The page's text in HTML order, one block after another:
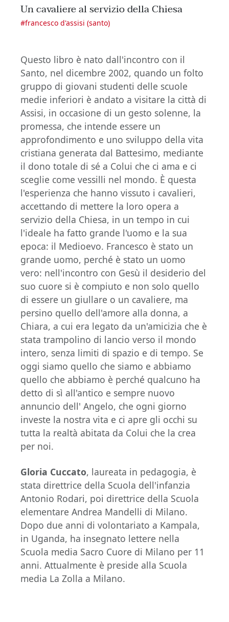
Un cavaliere al servizio della Chiesa
#francesco d'assisi (santo)
Questo libro è nato dall'incontro con il
Santo, nel dicembre 2002, quando un folto
gruppo di giovani studenti delle scuole
medie inferiori è andato a visitare la città di
Assisi, in occasione di un gesto solenne, la
promessa, che intende essere un
approfondimento e uno sviluppo della vita
cristiana generata dal Battesimo, mediante
il dono totale di sé a Colui che ci ama e ci
sceglie come vessilli nel mondo. È questa
l'esperienza che hanno vissuto i cavalieri,
accettando di mettere la loro opera a
servizio della Chiesa, in un tempo in cui
l'ideale ha fatto grande l'uomo e la sua
epoca: il Medioevo. Francesco è stato un
grande uomo, perché è stato un uomo
vero: nell'incontro con Gesù il desiderio del
suo cuore si è compiuto e non solo quello
di essere un giullare o un cavaliere, ma
persino quello dell'amore alla donna, a
Chiara, a cui era legato da un'amicizia che è
stata trampolino di lancio verso il mondo
intero, senza limiti di spazio e di tempo. Se
oggi siamo quello che siamo e abbiamo
quello che abbiamo è perché qualcuno ha
detto di sì all'antico e sempre nuovo
annuncio dell' Angelo, che ogni giorno
investe la nostra vita e ci apre gli occhi su
tutta la realtà abitata da Colui che la crea
per noi.
Gloria Cuccato, laureata in pedagogia, è
stata direttrice della Scuola dell'infanzia
Antonio Rodari, poi direttrice della Scuola
elementare Andrea Mandelli di Milano.
Dopo due anni di volontariato a Kampala,
in Uganda, ha insegnato lettere nella
Scuola media Sacro Cuore di Milano per 11
anni. Attualmente è preside alla Scuola
media La Zolla a Milano.